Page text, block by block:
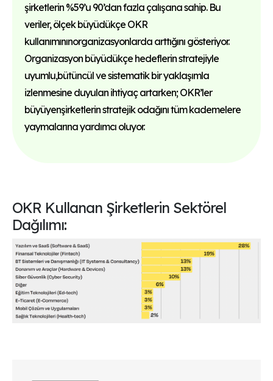
şirketlerin %59’u 90’dan fazla çalışana sahip. Bu
veriler, ölçek büyüdükçe OKR
kullanımınınorganizasyonlarda arttığını gösteriyor.
Organizasyon büyüdükçe hedeflerin stratejiyle
uyumlu,bütüncül ve sistematik bir yaklaşımla
izlenmesine duyulan ihtiyaç artarken; OKR’ler
büyüyenşirketlerin stratejik odağını tüm kademelere
yaymalarına yardımcı oluyor.
OKR Kullanan Şirketlerin Sektörel
Dağılımı: